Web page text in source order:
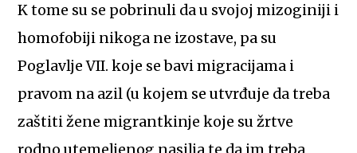
K tome su se pobrinuli da u svojoj mizoginiji i
homofobiji nikoga ne izostave, pa su
Poglavlje VII. koje se bavi migracijama i
pravom na azil (u kojem se utvrđuje da treba
zaštiti žene migrantkinje koje su žrtve